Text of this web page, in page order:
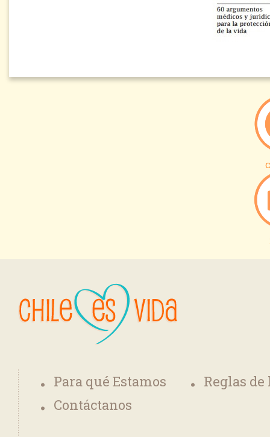
Para qué Estamos
Reglas
Contáctanos